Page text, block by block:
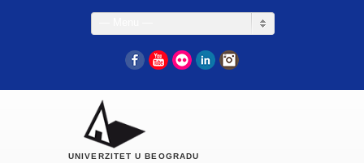
FacebookYouTube
Flickr LinkedIn
UNIVERZITET U BEOGRADU